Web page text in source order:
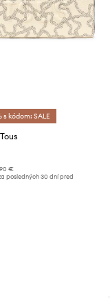
s kódom: SALE
€
posledných 30 dní pred